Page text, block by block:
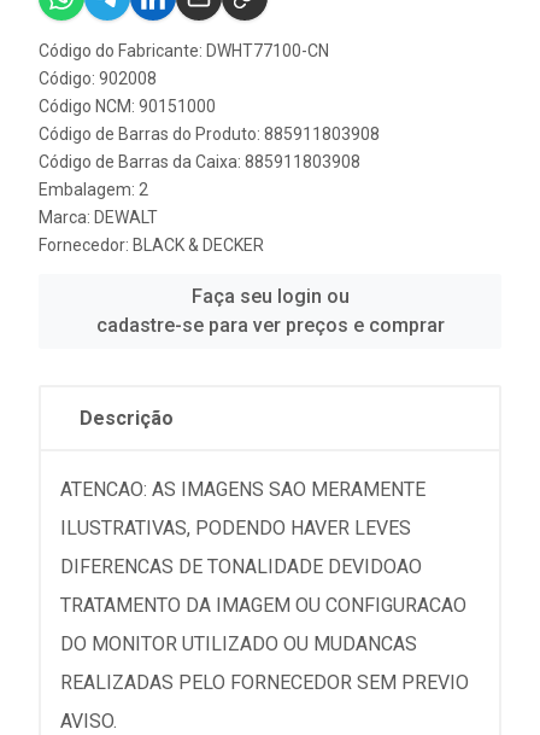
Código do Fabricante: DWHT77100-CN
Código: 902008
Código NCM: 90151000
Código de Barras do Produto: 885911803908
Código de Barras da Caixa: 885911803908
Embalagem: 2
Marca: DEWALT
Fornecedor: BLACK & DECKER
Faça seu login ou
cadastre-se para ver preços e comprar
Descrição
ATENCAO: AS IMAGENS SAO MERAMENTE
ILUSTRATIVAS, PODENDO HAVER LEVES
DIFERENCAS DE TONALIDADE DEVIDOAO
TRATAMENTO DA IMAGEM OU CONFIGURACAO
DO MONITOR UTILIZADO OU MUDANCAS
REALIZADAS PELO FORNECEDOR SEM PREVIO
AVISO.